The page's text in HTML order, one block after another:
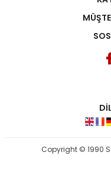
Copyright © 1990